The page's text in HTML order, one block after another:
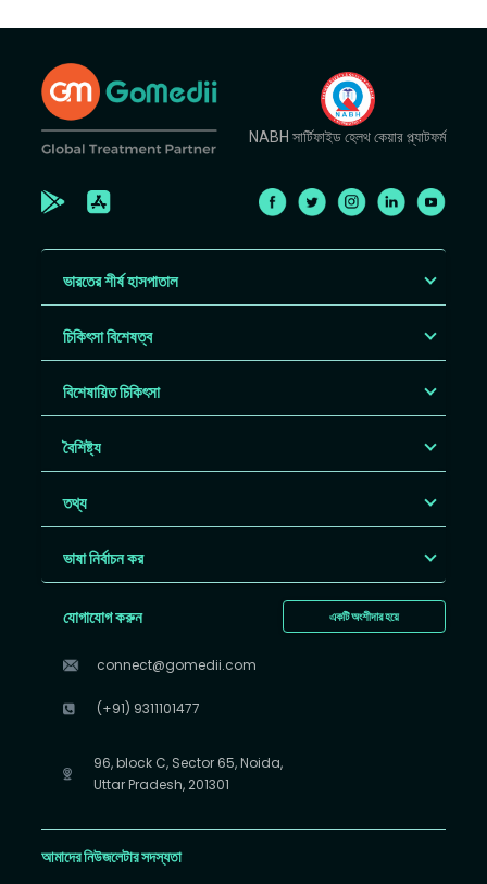
NABH সার্টিফাইড হেলথ কেয়ার প্ল্যাটফর্ম
ভারতের শীর্ষ হাসপাতাল
চিকিৎসা বিশেষত্ব
বিশেষায়িত চিকিৎসা
বৈশিষ্ট্য
তথ্য
ভাষা নির্বাচন কর
একটি অংশীদার হয়ে
যোগাযোগ করুন
connect@gomedii.com
(+91) 9311101477
96, block C, Sector 65, Noida,
Uttar Pradesh, 201301
আমাদের নিউজলেটার সদস্যতা